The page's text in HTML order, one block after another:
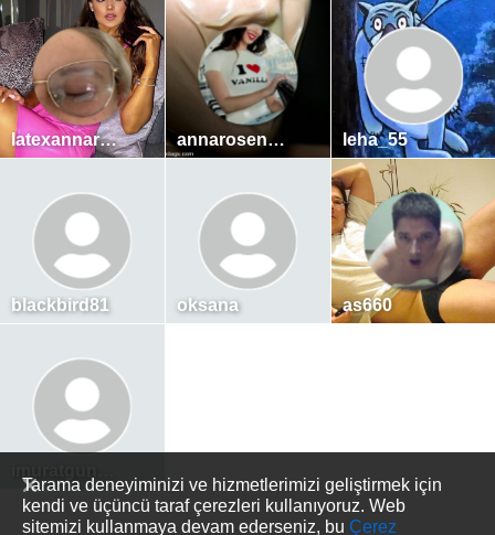
latexannarosen annarosenmueller leha_55
blackbird81 oksana as660
Tarama deneyiminizi ve hizmetlerimizi geliştirmek için
kendi ve üçüncü taraf çerezleri kullanıyoruz. Web
sitemizi kullanmaya devam ederseniz, bu Çerez